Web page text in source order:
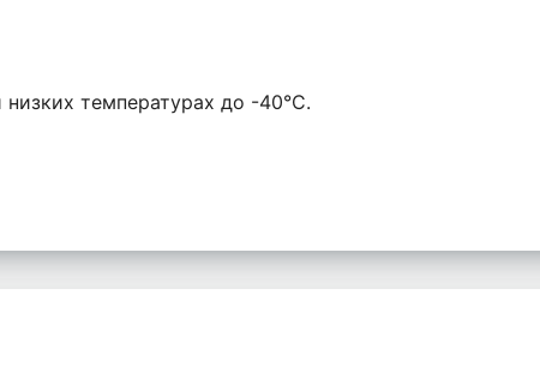
температурах до -40°С.